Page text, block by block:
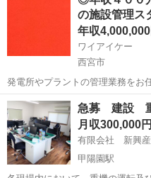
さい！ 最初はみん...の施設管理ス
年収4,000,000
ワイアイケー
西宮市
発電所やプラントの管理業務を
業スケジュール調整等、 一般事
械操作 などが主な仕事内容です。 日々、多数の応募が入っているため
人員充足次...
兵庫 西宮市 土木 業
急募 建設
月収300,000円
有限会社 新興産
甲陽園駅